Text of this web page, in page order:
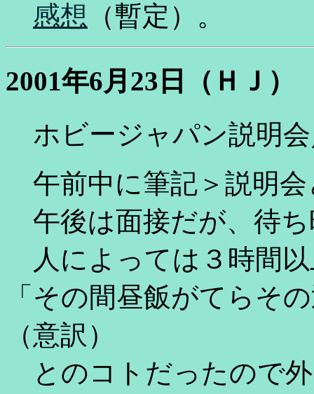
感想 （暫定）。
2001年6月23日（ＨＪ）
ホビージャパン説明
午前中に筆記＞説明会
午後は面接だが、待
人によっては３時間
「その間昼飯がてらそ
（意訳）
とのコトだったので